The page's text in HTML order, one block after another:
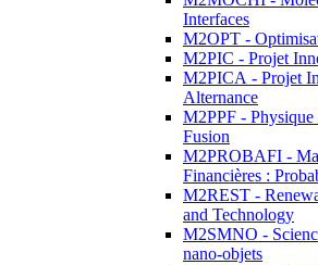
Interfaces
M2OPT -
M2PIC - Projet
M2PICA - Projet
Alternance
M2PPF - Physique
Fusion
M2PROBAFI -
Financières :
M2REST -
and Technology
M2SMNO -
nano-objets